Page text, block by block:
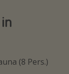
(8 Pers.)